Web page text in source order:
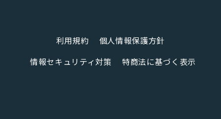
利用規約
個人情報保護方針
情報セキュリティ対策
特商法に基づく表示